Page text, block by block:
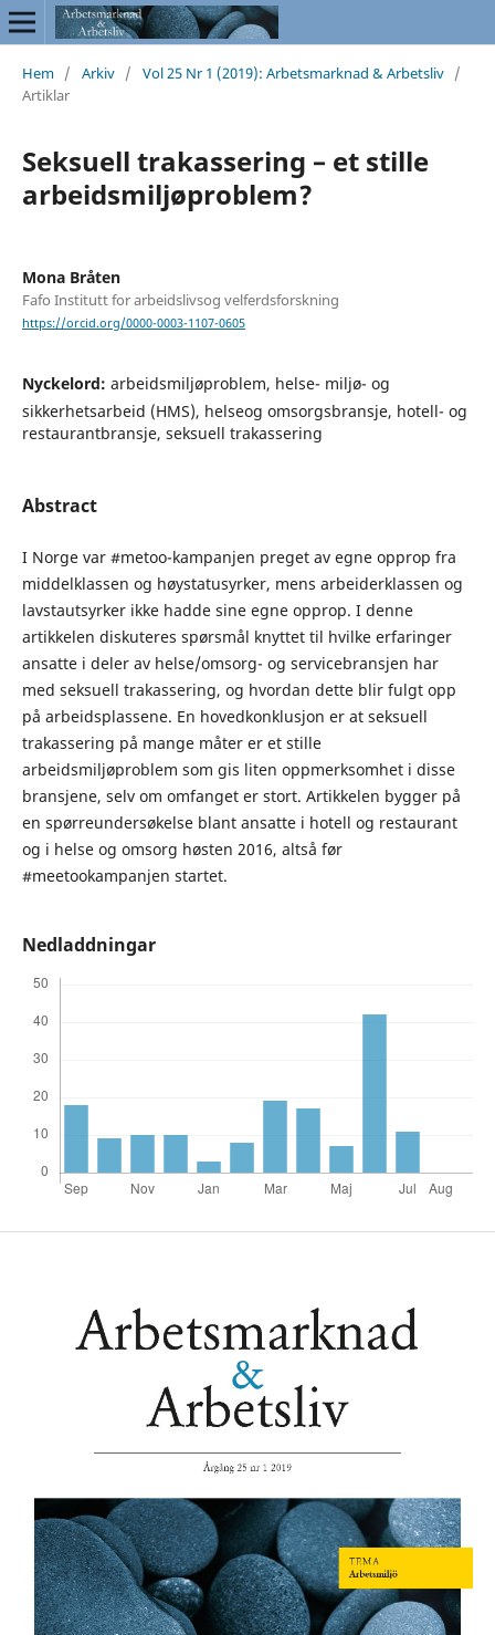
Hem / Arkiv / Vol 25 Nr 1 (2019): Arbetsmarknad & Arbetsliv /
Artiklar
Seksuell trakassering – et stille
arbeidsmiljøproblem?
Mona Bråten
Fafo Institutt for arbeidslivsog velferdsforskning
https://orcid.org/0000-0003-1107-0605
Nyckelord: arbeidsmiljøproblem, helse- miljø- og
sikkerhetsarbeid (HMS), helseog omsorgsbransje, hotell- og
restaurantbransje, seksuell trakassering
Abstract
I Norge var #metoo-kampanjen preget av egne opprop fra
middelklassen og høystatusyrker, mens arbeiderklassen og
lavstautsyrker ikke hadde sine egne opprop. I denne
artikkelen diskuteres spørsmål knyttet til hvilke erfaringer
ansatte i deler av helse/omsorg- og servicebransjen har
med seksuell trakassering, og hvordan dette blir fulgt opp
på arbeidsplassene. En hovedkonklusjon er at seksuell
trakassering på mange måter er et stille
arbeidsmiljøproblem som gis liten oppmerksomhet i disse
bransjene, selv om omfanget er stort. Artikkelen bygger på
en spørreundersøkelse blant ansatte i hotell og restaurant
og i helse og omsorg høsten 2016, altså før
#meetookampanjen startet.
Nedladdningar